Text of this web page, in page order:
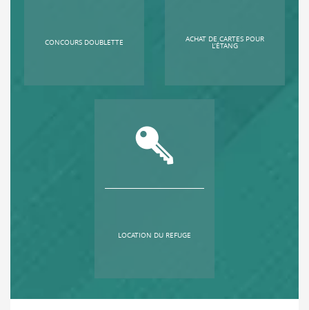
CONCOURS DOUBLETTE ACHAT DE CARTES POUR
L’ÉTANG
LOCATION DU REFUGE